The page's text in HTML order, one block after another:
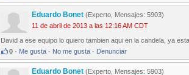
Eduardo Bonet (Experto, Mensajes: 5903)
11 de abril de 2013 a las 12:16 AM CDT
David a ese equipo lo quiero tambien aqui en la candela, ya
0 · Me gusta · No me gusta · Denunciar
Eduardo Bonet (Experto, Mensajes: 5903)